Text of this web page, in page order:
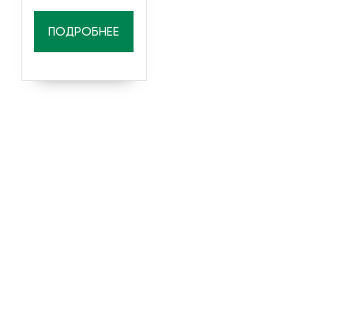
ПОДРОБНЕЕ